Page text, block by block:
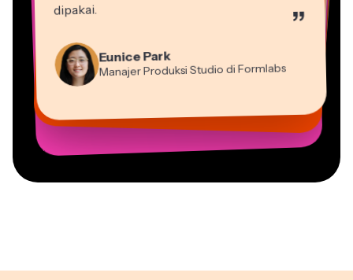
dipakai. ”
Eunice Park
Manajer Produksi Studio di Formlabs
Vannesia Darby
Co-Founder di
AuthentIQMarketing.com
Panos Papagapiou
Gracie Peng
Direktur Konten
Heidi Rae
Natasha Ball
Konsultan
Dina Segovia
Pekerja Freelance Virtual